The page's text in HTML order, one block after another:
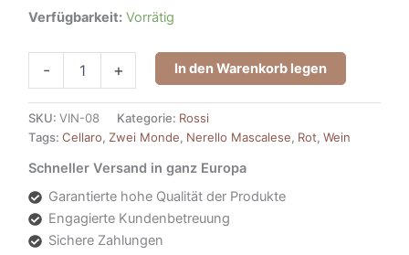
Verfügbarkeit: Vorrätig
- + In den Warenkorb legen
SKU:VIN-08 Kategorie: Rossi
Tags:Cellaro, Zwei Monde, Nerello Mascalese, Rot,Wein
Schneller Versand in ganz Europa
Garantierte hohe Qualität der Produkte
Engagierte Kundenbetreuung
Sichere Zahlungen